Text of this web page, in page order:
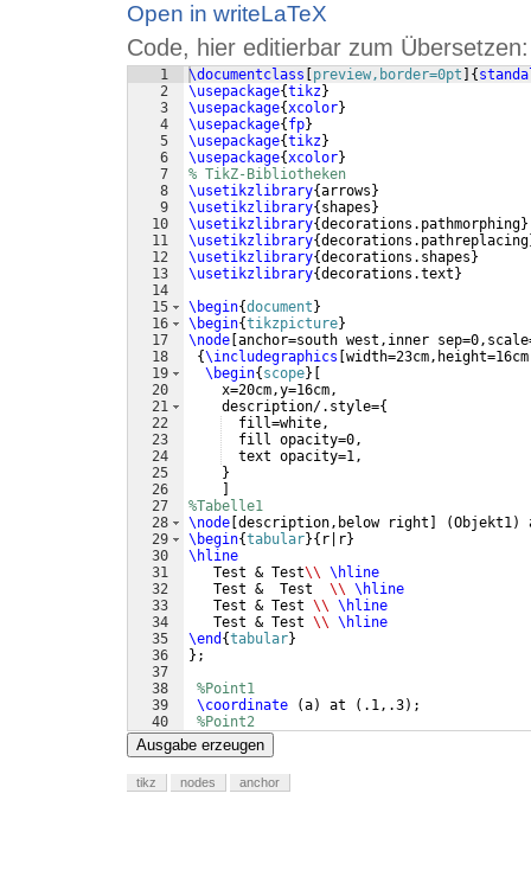
Open in writeLaTeX
Code, hier editierbar zum Übersetzen:
1
2
3
4
5
6
7
8
9
10
11
12
13
14
15
16
17
18
19
20
21
22
23
24
25
26
27
28
29
30
31
32
33
34
35
36
37
38
39
40
41
\documentclass preview,border=0pt {
\usepackage{tikz}
\usepackage{xcolor}
\usepackage{ fp}
\usepackage{tikz}
\usepackage{xcolor}
% TikZ-Bibliotheken
\usetikzlibrary{arrows }
\usetikzlibrary{ shapes }
\usetikzlibrary{decorations.pathmorphing}
\usetikzlibrary{decorations.pathreplacing
\usetikzlibrary{decorations.shapes }
\usetikzlibrary{decorations.text }
\begin{document }
\begin{tikzpicture}
\node anchor=south west,inner
{\includegraphics width=23cm,height=16cm
\begin{ scope}
    x=20cm,y=16cm,
    description/.style=
{
  fill=white,
  fill opacity=0,
  text opacity=1,
}
%Tabelle1
\node description,below right (Objekt1)
\begin{tabular}{ r|r}
\hline
   Test & Test
\\ \hline
   Test &  Test
\\ \hline
   Test & Test
\\ \hline
   Test & Test
\\ \hline
\end {tabular}
} ;
%Point1
\coordinate
(a) at ( .1,.3) ;
%Point2
\coordinate
Ausgabe erzeugen
tikz nodes anchor